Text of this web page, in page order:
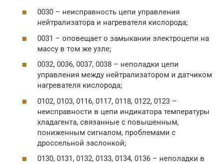
0030 – неисправность цепи управления
нейтрализатора и нагревателя кислорода;
0031 – оповещает о замыкании электроцепи на
массу в том же узле;
0032, 0036, 0037, 0038 – неполадки цепи
управления между нейтрализатором и датчиком
нагревателя кислорода;
0102, 0103, 0116, 0117, 0118, 0122, 0123 –
неисправности в цепи индикатора температуры
хладагента, связанные с повышенным,
пониженным сигналом, проблемами с
дроссельной заслонкой;
0130, 0131, 0132, 0133, 0134, 0136 – неполадки в